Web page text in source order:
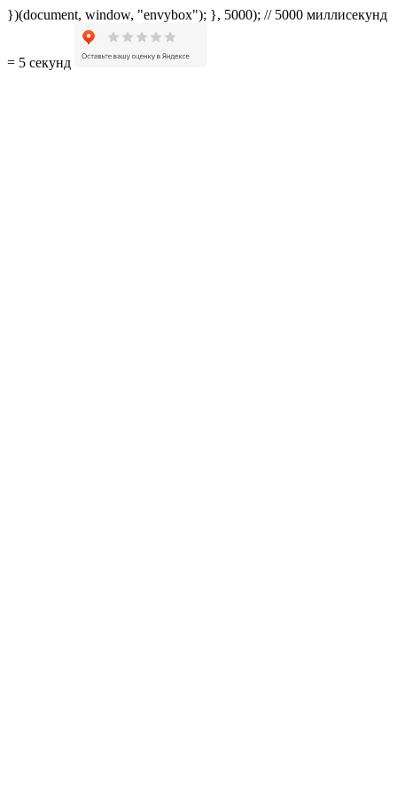
})(document, window, "envybox"); }, 5000); // 5000 миллисекунд
= 5 секунд